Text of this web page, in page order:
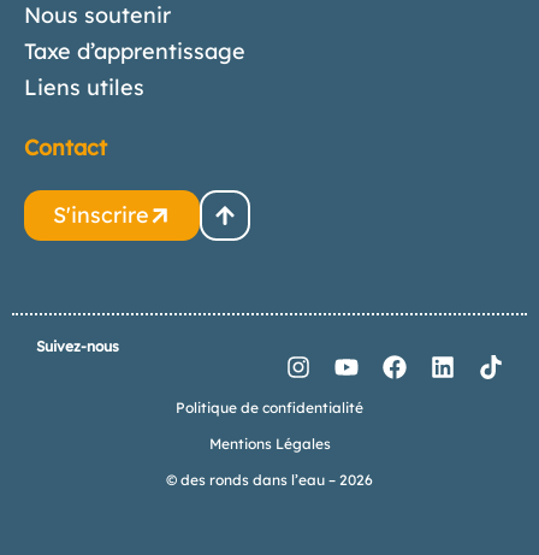
Nous soutenir
Taxe d’apprentissage
Liens utiles
Contact
S'inscrire
Politique de confidentialité
Mentions Légales
© des ronds dans l’eau – 2026
Suivez-nous